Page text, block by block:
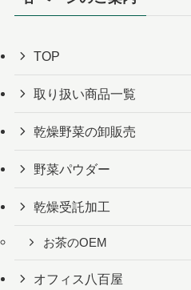
TOP
取り扱い商品一覧
乾燥野菜の卸販売
野菜パウダー
乾燥受託加工
お茶のOEM
オフィス八百屋